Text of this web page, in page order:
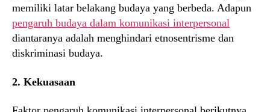
memiliki latar belakang budaya yang berbeda. Adapun
pengaruh budaya dalam komunikasi interpersonal
diantaranya adalah menghindari etnosentrisme dan
diskriminasi budaya.
2. Kekuasaan